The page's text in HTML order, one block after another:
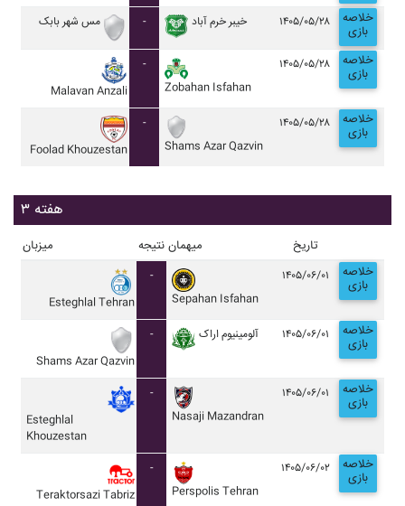
مس شهر بابک - خيبر خرم آباد ۱۴۰۵/۰۵/۲۸ خلاصه
بازی
Malavan Anzali
-
Zobahan Isfahan
۱۴۰۵/۰۵/۲۸ خلاصه
بازی
Foolad Khouzestan
-
Shams Azar Qazvin
۱۴۰۵/۰۵/۲۸ خلاصه
بازی
هفته ۳
میزبان نتیجه میهمان تاریخ
Esteghlal Tehran
-
Sepahan Isfahan
۱۴۰۵/۰۶/۰۱ خلاصه
بازی
Shams Azar Qazvin
- آلومينيوم اراک ۱۴۰۵/۰۶/۰۱ خلاصه
بازی
Esteghlal
Khouzestan
-
Nasaji Mazandran
۱۴۰۵/۰۶/۰۱ خلاصه
بازی
Teraktorsazi Tabriz
-
Perspolis Tehran
۱۴۰۵/۰۶/۰۲ خلاصه
بازی